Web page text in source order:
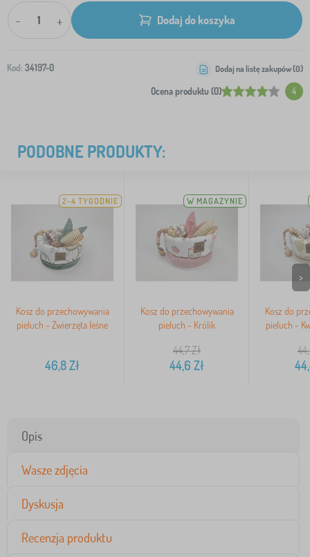
- + Dodaj do koszyka
Kod: 34197-0
Ocena produktu (0) 4
Dodaj na listę zakupów (0)
PODOBNE PRODUKTY:
2-4 TYGODNIE
Kosz do przechowywania
pieluch - Zwierzęta leśne
46,8Zł
W MAGAZYNIE
Kosz do przechowywania
pieluch - Królik
44,7Zł
44,6 Zł
Kosz do
pieluch -
>
Opis
Wasze zdjęcia
Dyskusja
Recenzja produktu